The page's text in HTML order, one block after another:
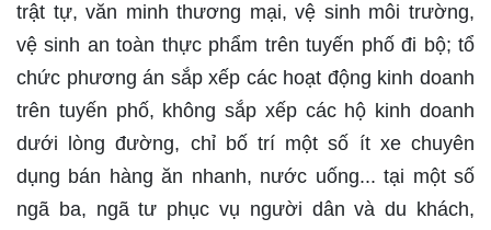
trật tự, văn minh thương mại, vệ sinh môi trường,
vệ sinh an toàn thực phẩm trên tuyến phố đi bộ; tổ
chức phương án sắp xếp các hoạt động kinh doanh
trên tuyến phố, không sắp xếp các hộ kinh doanh
dưới lòng đường, chỉ bố trí một số ít xe chuyên
dụng bán hàng ăn nhanh, nước uống... tại một số
ngã ba, ngã tư phục vụ người dân và du khách,